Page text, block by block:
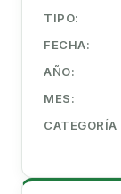
TIPO:
FECHA:
AÑO:
MES:
CATEGORÍA